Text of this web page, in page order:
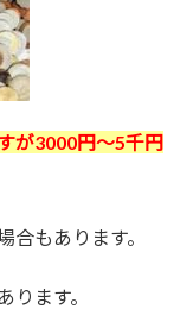
が3000円～5千円
もあります。
ます。